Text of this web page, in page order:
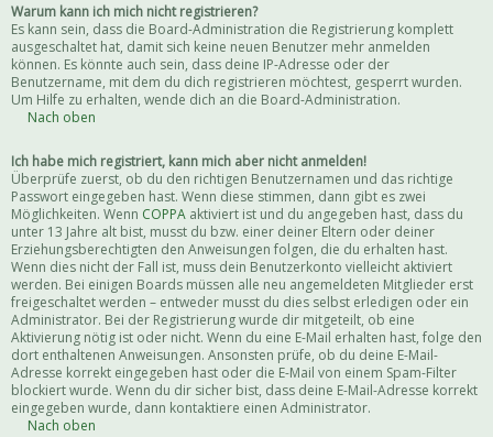
Warum kann ich mich nicht registrieren?
Es kann sein, dass die Board-Administration die Registrierung komplett
ausgeschaltet hat, damit sich keine neuen Benutzer mehr anmelden
können. Es könnte auch sein, dass deine IP-Adresse oder der
Benutzername, mit dem du dich registrieren möchtest, gesperrt wurden.
Um Hilfe zu erhalten, wende dich an die Board-Administration.
Nach oben
Ich habe mich registriert, kann mich aber nicht anmelden!
Überprüfe zuerst, ob du den richtigen Benutzernamen und das richtige
Passwort eingegeben hast. Wenn diese stimmen, dann gibt es zwei
Möglichkeiten. Wenn COPPA aktiviert ist und du angegeben hast, dass du
unter 13 Jahre alt bist, musst du bzw. einer deiner Eltern oder deiner
Erziehungsberechtigten den Anweisungen folgen, die du erhalten hast.
Wenn dies nicht der Fall ist, muss dein Benutzerkonto vielleicht aktiviert
werden. Bei einigen Boards müssen alle neu angemeldeten Mitglieder erst
freigeschaltet werden – entweder musst du dies selbst erledigen oder ein
Administrator. Bei der Registrierung wurde dir mitgeteilt, ob eine
Aktivierung nötig ist oder nicht. Wenn du eine E-Mail erhalten hast, folge den
dort enthaltenen Anweisungen. Ansonsten prüfe, ob du deine E-Mail-
Adresse korrekt eingegeben hast oder die E-Mail von einem Spam-Filter
blockiert wurde. Wenn du dir sicher bist, dass deine E-Mail-Adresse korrekt
eingegeben wurde, dann kontaktiere einen Administrator.
Nach oben